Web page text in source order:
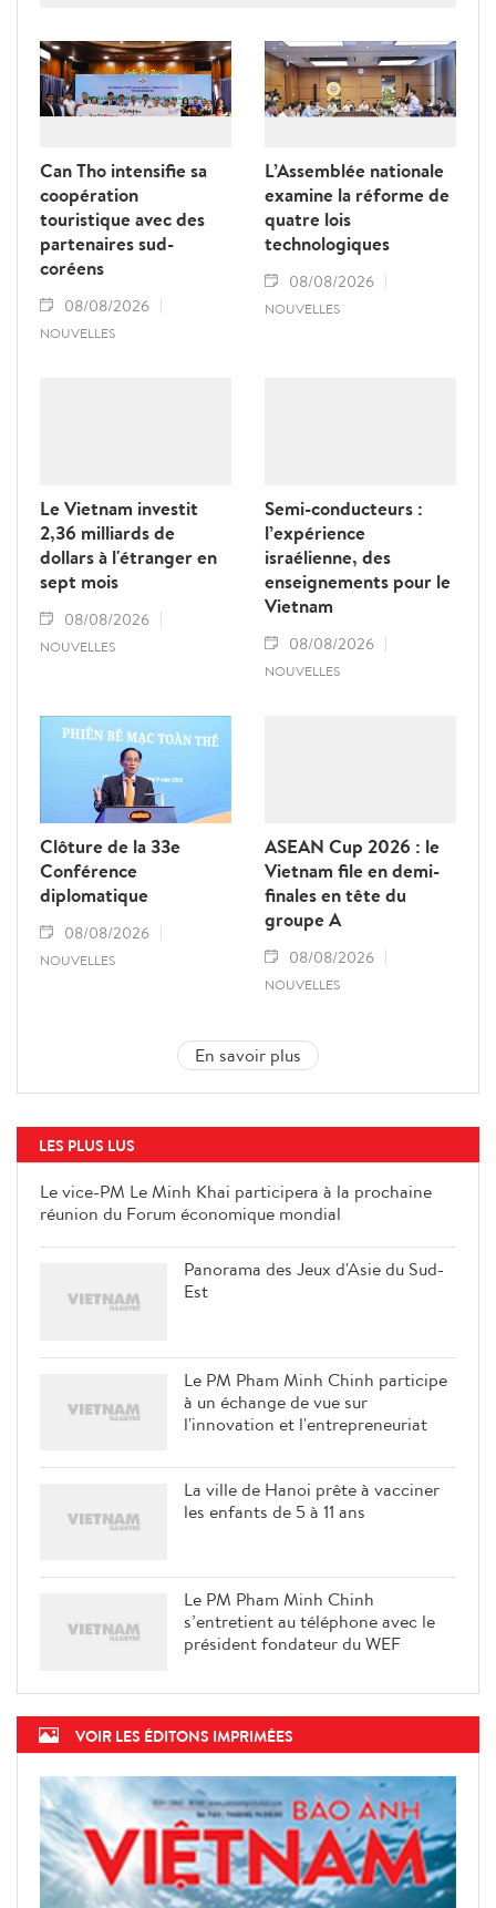
Can Tho intensifie sa
coopération
touristique avec des
partenaires sud-
coréens
08/08/2026
NOUVELLES
L’Assemblée nationale
examine la réforme de
quatre lois
technologiques
08/08/2026
NOUVELLES
Le Vietnam investit
2,36 milliards de
dollars à l'étranger en
sept mois
08/08/2026
NOUVELLES
Semi-conducteurs :
l’expérience
israélienne, des
enseignements pour le
Vietnam
08/08/2026
NOUVELLES
Clôture de la 33e
Conférence
diplomatique
08/08/2026
NOUVELLES
ASEAN Cup 2026 : le
Vietnam file en demi-
finales en tête du
groupe A
08/08/2026
NOUVELLES
En savoir plus
LES PLUS LUS
Le vice-PM Le Minh Khai
participera à la prochaine réunion
Le PM Pham Minh Chinh participe
à un échange de vue sur
l'innovation et l'entrepreneuriat
Le PM Pham Minh Chinh
s’entretient au téléphone avec le
VOIR LES ÉDITONS IMPRIMÉES